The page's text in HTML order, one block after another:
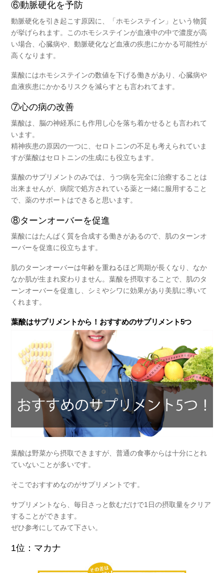
⑥動脈硬化を予防
動脈硬化を引き起こす原因に、「ホモシステイン」という物質
が挙げられます。このホモシステインが血液中の中で濃度が高
い場合、心臓病や、動脈硬化など血液の疾患にかかる可能性が
高くなります。
葉酸にはホモシステインの数値を下げる働きがあり、心臓病や
血液疾患にかかるリスクを減らすとも言われてます。
⑦心の病の改善
葉酸は、脳の神経系にも作用し心を落ち着かせるとも言われて
います。
精神疾患の原因の一つに、セロトニンの不足も考えられていま
すが葉酸はセロトニンの生成にも役立ちます。
葉酸のサプリメントのみでは、うつ病を完全に治療することは
出来ませんが、病院で処方されている薬と一緒に服用すること
で、薬のサポートはできると思います。
⑧ターンオーバーを促進
葉酸にはたんぱく質を合成する働きがあるので、肌のターンオ
ーバーを促進に役立ちます。
肌のターンオーバーは年齢を重ねるほど周期が長くなり、なか
なか肌が生まれ変わりません。葉酸を摂取することで、肌のタ
ーンオーバーを促進し、シミやシワに効果があり美肌に導いて
くれます。
葉酸はサプリメントから！おすすめのサプリメント5つ
葉酸は野菜から摂取できますが、普通の食事からは十分にとれ
ていないことが多いです。
そこでおすすめなのがサプリメント です。
サプリメントなら、毎日さっと飲むだけで1日の摂取量をクリア
することができます。
ぜひ参考にしてみて下さい。
1位：マカナ